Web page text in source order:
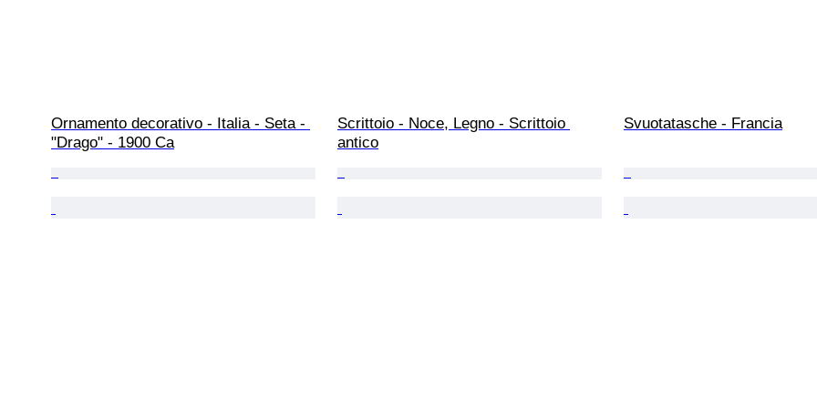
Ornamento decorativo - Italia - Seta -
"Drago" - 1900 Ca
Scrittoio - Noce, Legno - Scrittoio
antico
Svuotatasche - Francia